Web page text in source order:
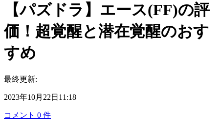
【パズドラ】エース(FF)の評
価！超覚醒と潜在覚醒のおす
すめ
最終更新:
2023年10月22日11:18
コメント 0 件